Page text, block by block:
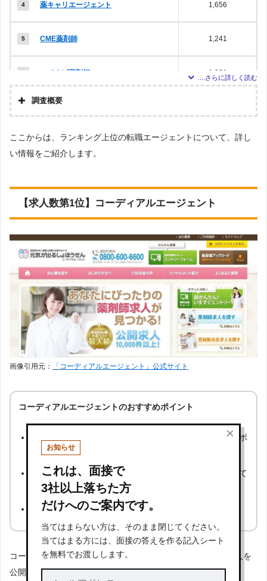
薬キャリエージェント 1,656
CME薬剤師 1,241
マイナビ薬剤師 1,221
クラシスのヤクジョブ.com
ファルメイト 1,073
ファーマキャリア 829
アプロドットコム 739
薬剤師ワーカー 712
リクナビ薬剤師 558
お仕事ラボ 442
病院薬剤師ドットコム
MCファーマネット
ファーマリンク
調査概要
調査対象とした転職エ
ージェントについて
Googleで「薬剤師 転職エージェント」という検索
する求人数をカウントしました。
調査日 求人数ランキングの上部に記載
ここからは、ランキング上位の転職エージェントについて、詳し
い情報をご紹介します。
【求人数第1位】コーディアルエージェント
画像引用元： 「コーディアルエージェント」公式サイト
コーディアルエージェントのおすすめポイント
経験豊富なベテランのコンサルタントが、転職活動をサポ
面接スケジュールや入社日などの調整を求職者に替わって
企業と調整
入社後のアフターフォローあり
コーディアルエージェントは、全国トップクラスの薬剤師求人を
公開している転職エージェントです。
×
お知らせ
これは、面接で
3社以上落ちた方
だけへのご案内です。
当てはまらない方は、そのまま閉じてください。
当てはまる方には、面接の答えを作る記入シート
を無料でお渡しします。